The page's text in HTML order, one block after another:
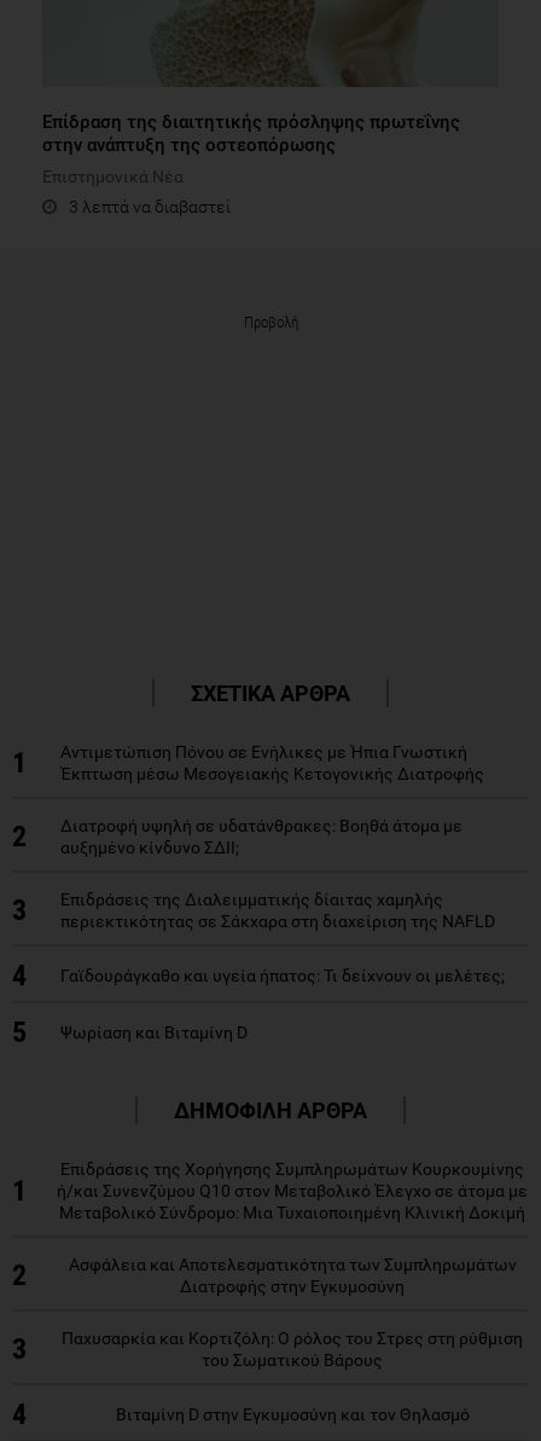
Επίδραση της διαιτητικής πρόσληψης πρωτεΐνης
στην ανάπτυξη της οστεοπόρωσης
Επιστημονικά Νέα
3 λεπτά να διαβαστεί
Προβολή
ΣΧΕΤΙΚΑ ΑΡΘΡΑ
1
Αντιμετώπιση Πόνου σε Ενήλικες με Ήπια Γνωστική
Έκπτωση μέσω Μεσογειακής Κετογονικής Διατροφής
2
Διατροφή υψηλή σε υδατάνθρακες: Βοηθά άτομα με
αυξημένο κίνδυνο ΣΔΙΙ;
3
Επιδράσεις της Διαλειμματικής δίαιτας χαμηλής
περιεκτικότητας σε Σάκχαρα στη διαχείριση της NAFLD
4 Γαϊδουράγκαθο και υγεία ήπατος: Τι δείχνουν οι μελέτες;
5 Ψωρίαση και Βιταμίνη D
ΔΗΜΟΦΙΛΗ ΑΡΘΡΑ
1
Επιδράσεις της Χορήγησης Συμπληρωμάτων Κουρκουμίνης
ή/και Συνενζύμου Q10 στον Μεταβολικό Έλεγχο σε άτομα με
Μεταβολικό Σύνδρομο: Μια Τυχαιοποιημένη Κλινική Δοκιμή
2
Ασφάλεια και Αποτελεσματικότητα των Συμπληρωμάτων
Διατροφής στην Εγκυμοσύνη
3
Παχυσαρκία και Κορτιζόλη: Ο ρόλος του Στρες στη ρύθμιση
του Σωματικού Βάρους
4 Βιταμίνη D στην Εγκυμοσύνη και τον Θηλασμό